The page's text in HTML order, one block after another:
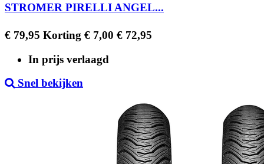
STROMER PIRELLI ANGEL...
Regular
€ 79,95 Korting € 7,00 Prijs
€ 72,95
In prijs verlaagd
Snel bekijken